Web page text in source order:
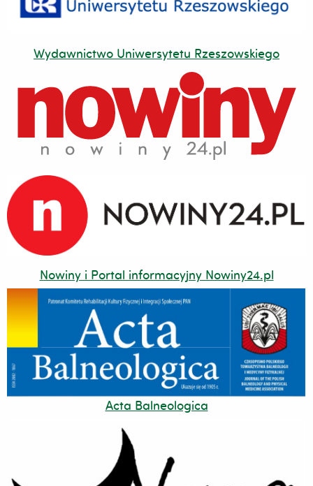
Wydawnictwo Uniwersytetu Rzeszowskiego
Nowiny i Portal informacyjny Nowiny24.pl
Acta Balneologica